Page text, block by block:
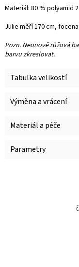
Tabulka velikostí
Výměna a vrácení
Materiál a péče
Parametry
Materiál: 80 % polyamid
Julie měří 170 cm,
Pozn. Neonově růžová
barvu zkreslovat.